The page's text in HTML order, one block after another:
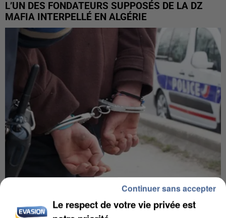
L’UN DES FONDATEURS SUPPOSÉS DE LA DZ
MAFIA INTERPELLÉ EN ALGÉRIE
UN SECOND CADRE DE LA DZ MAFIA
INTERPELLÉ EN ALGÉRIE
Le respect de votre vie privée est
Continuer sans accepter